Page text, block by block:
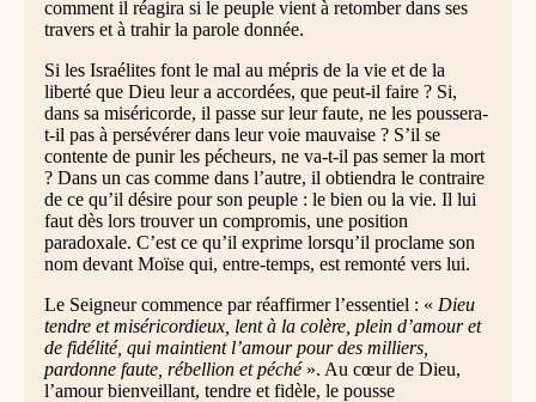
comment il réagira si le peuple vient à retomber dans ses
travers et à trahir la parole donnée.
Si les Israélites font le mal au mépris de la vie et de la
liberté que Dieu leur a accordées, que peut-il faire ? Si,
dans sa miséricorde, il passe sur leur faute, ne les poussera-
t-il pas à persévérer dans leur voie mauvaise ? S’il se
contente de punir les pécheurs, ne va-t-il pas semer la mort
? Dans un cas comme dans l’autre, il obtiendra le contraire
de ce qu’il désire pour son peuple : le bien ou la vie. Il lui
faut dès lors trouver un compromis, une position
paradoxale. C’est ce qu’il exprime lorsqu’il proclame son
nom devant Moïse qui, entre-temps, est remonté vers lui.
Le Seigneur commence par réaffirmer l’essentiel : « Dieu
tendre et miséricordieux, lent à la colère, plein d’amour et
de fidélité, qui maintient l’amour pour des milliers,
pardonne faute, rébellion et péché». Au cœur de Dieu,
l’amour bienveillant, tendre et fidèle, le pousse